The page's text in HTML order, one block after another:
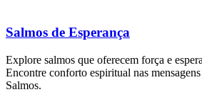
Salmos de Esperança
Explore salmos que oferecem força e
Encontre conforto espiritual nas
Salmos.